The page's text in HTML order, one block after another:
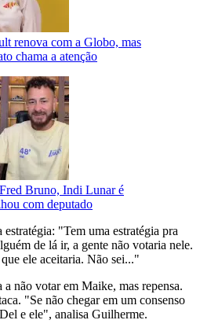
renova com a Globo, mas
chama a atenção
Bruno, Indi Lunar é
com deputado
estratégia: "Tem uma estratégia pra
de lá ir, a gente não votaria nele.
ele aceitaria. Não sei..."
a não votar em Maike, mas repensa.
"Se não chegar em um consenso
e ele", analisa Guilherme.